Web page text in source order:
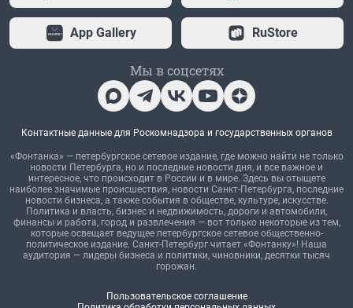
App Gallery RuStore
Мы в соцсетях
Контактные данные для Роскомнадзора и государственных органов
«Фонтанка» — петербургское сетевое издание, где можно найти не только
новости Петербурга, но и последние новости дня, и все важное и
интересное, что происходит в России и в мире. Здесь вы отыщете
наиболее значимые происшествия, новости Санкт-Петербурга, последние
новости бизнеса, а также события в обществе, культуре, искусстве.
Политика и власть, бизнес и недвижимость, дороги и автомобили,
финансы и работа, город и развлечения — вот только некоторые из тем,
которые освещает ведущее петербургское сетевое общественно-
политическое издание. Санкт-Петербург читает «Фонтанку»! Наша
аудитория — лидеры бизнеса и политики, чиновники, десятки тысяч
горожан.
Пользовательское соглашение